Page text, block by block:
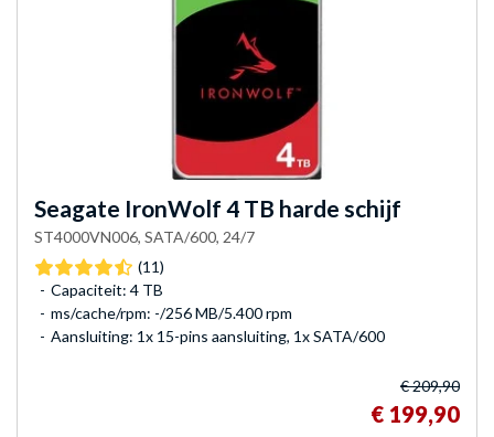
Seagate IronWolf 4 TB harde schijf
ST4000VN006, SATA/600, 24/7
(11)
Capaciteit: 4 TB
ms/cache/rpm: -/256 MB/5.400 rpm
Aansluiting: 1x 15-pins aansluiting, 1x SATA/600
€ 209,90
€ 199,90